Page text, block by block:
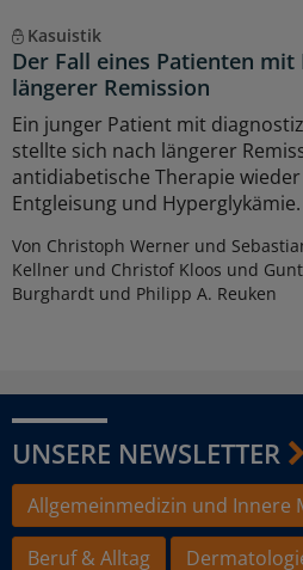
Kasuistik
Der Fall eines Patienten mit
längerer Remission
Ein junger Patient mit
stellte sich nach längerer
antidiabetische Therapie
Entgleisung und
Von Christoph Werner und
Kellner und Christof Kloos und
Burghardt und Philipp A. Reuken
UNSERE NEWSLETTER
Allgemeinmedizin und Innere
Beruf & Alltag